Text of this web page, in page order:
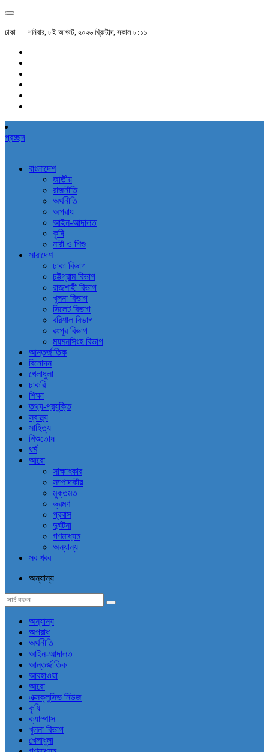
ঢাকা শনিবার, ৮ই আগস্ট, ২০২৬ খ্রিস্টাব্দ, সকাল ৮:১১
প্রচ্ছদ
বাংলাদেশ
জাতীয়
রাজনীতি
অর্থনীতি
অপরাধ
আইন-আদালত
কৃষি
নারী ও শিশু
সারাদেশ
ঢাকা বিভাগ
চট্টগ্রাম বিভাগ
রাজশাহী বিভাগ
খুলনা বিভাগ
সিলেট বিভাগ
বরিশাল বিভাগ
রংপুর বিভাগ
ময়মনসিংহ বিভাগ
আন্তর্জাতিক
বিনোদন
খেলাধুলা
চাকরি
শিক্ষা
তথ্য-প্রযুক্তি
স্বাস্থ্য
সাহিত্য
শিশুতোষ
ধর্ম
আরো
সাক্ষাৎকার
সম্পাদকীয়
মুক্তমত
ভ্রমণ
প্রবাস
দুর্ঘটনা
গণমাধ্যম
অন্যান্য
সব খবর
অন্যান্য
অন্যান্য
অপরাধ
অর্থনীতি
আইন-আদালত
আন্তর্জাতিক
আবহাওয়া
আরো
এক্সক্লুসিভ নিউজ
কৃষি
ক্যাম্পাস
খুলনা বিভাগ
খেলাধুলা